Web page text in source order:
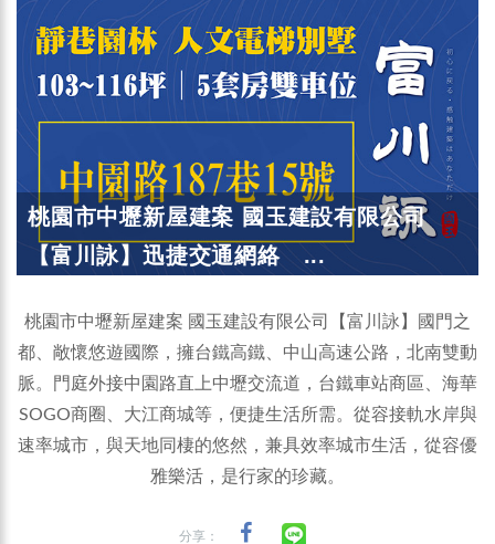
桃園市中壢新屋建案 國玉建設有限公司
【富川詠】迅捷交通網絡 ...
桃園市中壢新屋建案 國玉建設有限公司【富川詠】國門之
都、敞懷悠遊國際，擁台鐵高鐵、中山高速公路，北南雙動
脈。門庭外接中園路直上中壢交流道，台鐵車站商區、海華
SOGO商圈、大江商城等，便捷生活所需。從容接軌水岸與
速率城市，與天地同棲的悠然，兼具效率城市生活，從容優
雅樂活，是行家的珍藏。
分享：